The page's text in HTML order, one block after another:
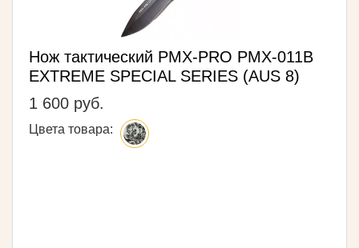
Нож тактический PMX-PRO PMX-011B
EXTREME SPECIAL SERIES (AUS 8)
1 600 руб.
Цвета товара: